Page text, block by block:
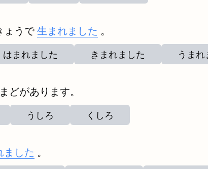
ょうで生まれました 。
はまれました きまれました うま
どがあります。
うしろ くしろ
ました 。